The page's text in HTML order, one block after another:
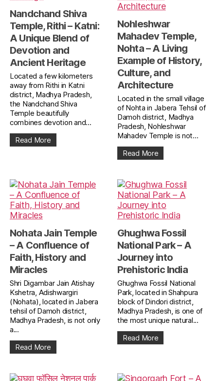
Nandchand Shiva
Temple, Rithi – Katni:
A Unique Blend of
Devotion and
Ancient Heritage
Located a few kilometers
away from Rithi in Katni
district, Madhya Pradesh,
the Nandchand Shiva
Temple beautifully
combines devotion and...
Read More
Nohleshwar
Mahadev Temple,
Nohta – A Living
Example of History,
Culture, and
Architecture
Located in the small village
of Nohta in Jabera Tehsil of
Damoh district, Madhya
Pradesh, Nohleshwar
Mahadev Temple is not...
Read More
Nohata Jain Temple
– A Confluence of
Faith, History and
Miracles
Shri Digambar Jain Atishay
Kshetra, Adishwargiri
(Nohata), located in Jabera
tehsil of Damoh district,
Madhya Pradesh, is not only
a...
Read More
Ghughwa Fossil
National Park – A
Journey into
Prehistoric India
Ghughwa Fossil National
Park, located in Shahpura
block of Dindori district,
Madhya Pradesh, is one of
the most unique natural...
Read More